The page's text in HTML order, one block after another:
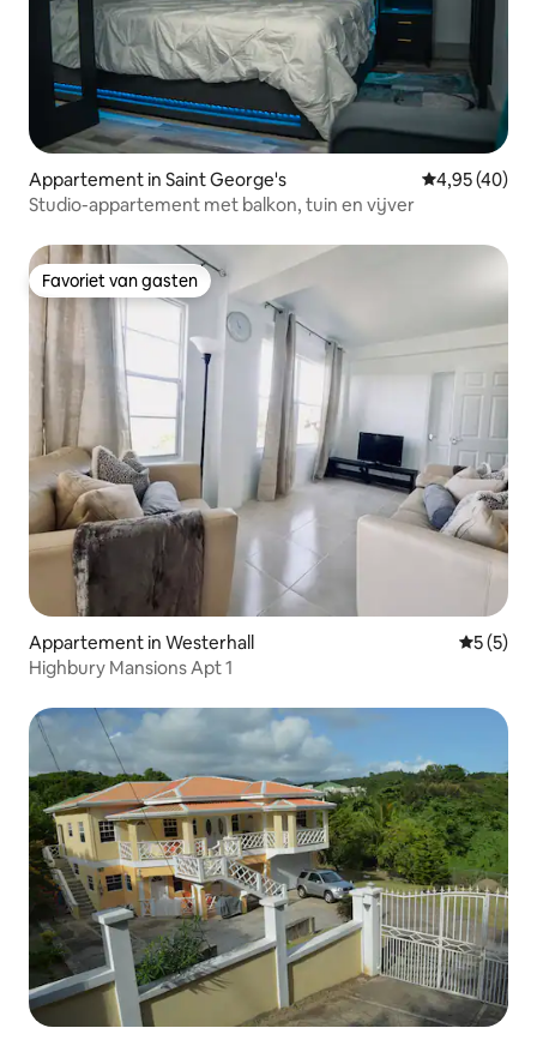
Appartement in Saint George's Gemiddelde
4,95 (40)
Studio-appartement met balkon, tuin en vijver
Favoriet van gasten
Favoriet van gasten
Appartement in Westerhall
5 (5)
Highbury Mansions Apt 1